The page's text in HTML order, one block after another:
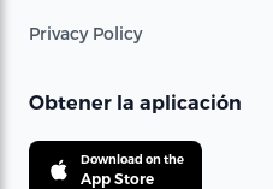
Privacy Policy
Obtener la aplicación
Download on the
App Store